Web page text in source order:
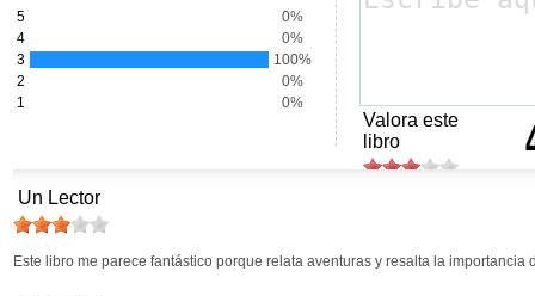
5
0%
4
0%
3
100%
2
0%
1
0%
Valora este
libro
Un Lector
Este libro me parece fantástico porque relata aventuras y resalta la importancia